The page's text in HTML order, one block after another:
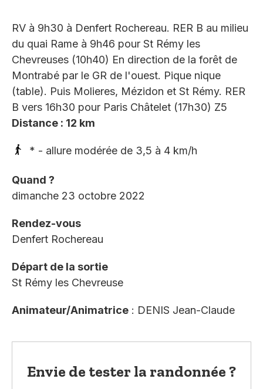
RV à 9h30 à Denfert Rochereau. RER B au milieu
du quai Rame à 9h46 pour St Rémy les
Chevreuses (10h40) En direction de la forêt de
Montrabé par le GR de l'ouest. Pique nique
(table). Puis Molieres, Mézidon et St Rémy. RER
B vers 16h30 pour Paris Châtelet (17h30) Z5
Distance : 12 km
* - allure modérée de 3,5 à 4 km/h
Quand ?
dimanche 23 octobre 2022
Rendez-vous
Denfert Rochereau
Départ de la sortie
St Rémy les Chevreuse
Animateur/Animatrice : DENIS Jean-Claude
Envie de tester la randonnée ?